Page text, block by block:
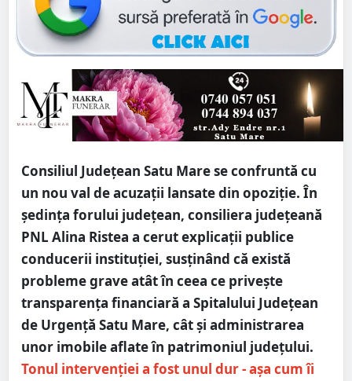
Consiliul Județean Satu Mare se confruntă cu
un nou val de acuzații lansate din opoziție. În
ședința forului județean, consiliera județeană
PNL Alina Ristea a cerut explicații publice
conducerii instituției, susținând că există
probleme grave atât în ceea ce privește
transparența financiară a Spitalului Județean
de Urgență Satu Mare, cât și administrarea
unor imobile aflate în patrimoniul județului.
Tonul intervenției a fost unul dur - așa cum îi